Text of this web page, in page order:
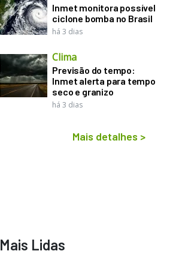
Inmet monitora possível
ciclone bomba no Brasil
há 3 dias
Clima
Previsão do tempo:
Inmet alerta para tempo
seco e granizo
há 3 dias
Mais detalhes >
Mais Lidas